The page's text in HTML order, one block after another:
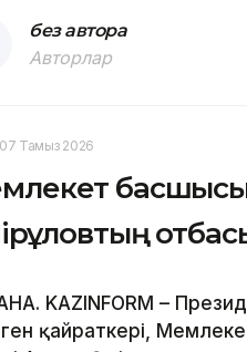
без автора
Авторлар
Тамыз 2026
басшысы
KAZINFORM –
қайраткері,